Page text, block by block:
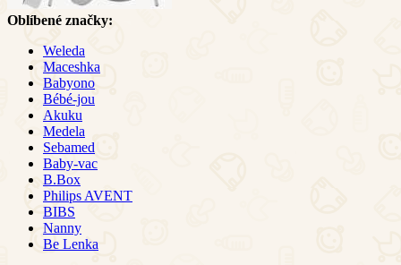
Oblíbené značky:
Weleda
Maceshka
Babyono
Bébé-jou
Akuku
Medela
Sebamed
Baby-vac
B.Box
Philips AVENT
BIBS
Nanny
Be Lenka